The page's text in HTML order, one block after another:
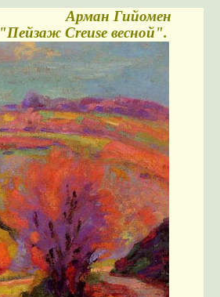
Арман Гийомен
"Пейзаж Creuse весной".